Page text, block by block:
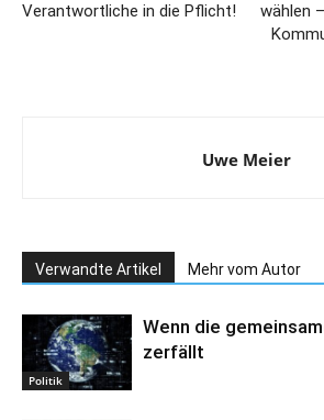
Verantwortliche in die Pflicht!
wählen
Uwe Meier
Verwandte Artikel Mehr vom Autor
Politik
Wenn die
zerfällt